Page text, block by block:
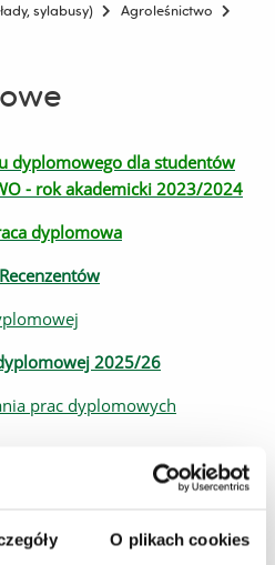
O plikach cookies
sylabusy)
Agroleśnictwo
dyplomowego dla studentów
- rok akademicki 2023/2024
dyplomowa
2025/26
prac dyplomowych